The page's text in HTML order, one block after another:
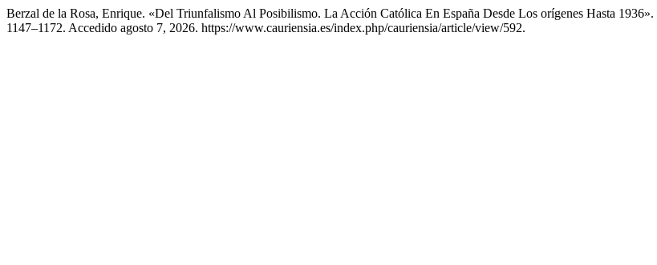
Berzal de la Rosa, Enrique. «Del Triunfalismo Al Posibilismo. La Acción Católica En España Desde Los orígenes Hasta 1936».
1147–1172. Accedido agosto 7, 2026. https://www.cauriensia.es/index.php/cauriensia/article/view/592.